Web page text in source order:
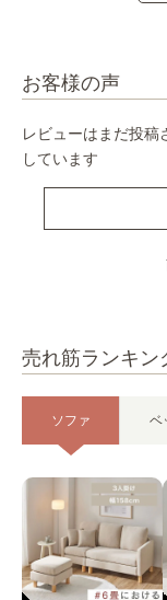
売れ筋ランキン
ソファ ベ
お客様の声
レビューはまだ投稿
しています